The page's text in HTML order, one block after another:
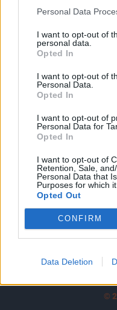
Personal Data
I want to opt-out of
personal data.
Opted In
I want to opt-out of
Personal Data.
Opted In
I want to opt-out of
Personal Data for
Opted In
I want to opt-out of
Retention, Sale,
Personal Data that
Purposes for which
Opted Out
CONFIRM
Data Deletion
KEDVES
A keresett cikk a
tartozik, melynek
regisztrációhoz kötött.
Az előfizetés a
Portfolio.hu teljes
Kötéslisták: BÉT
kötéslistái
MÁR ELŐFIZETŐNK
©